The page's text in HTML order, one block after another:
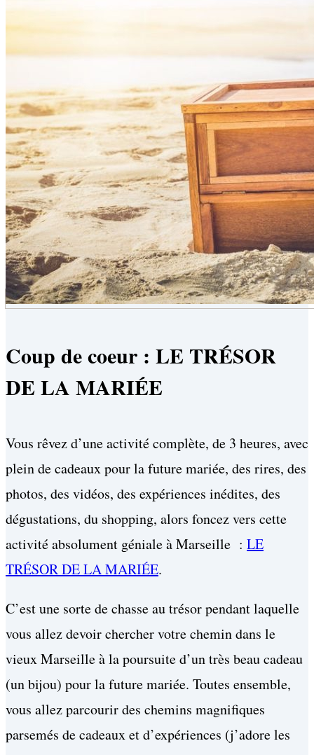
Coup de coeur : LE TRÉSOR
DE LA MARIÉE
Vous rêvez d’une activité complète, de 3 heures, avec
plein de cadeaux pour la future mariée, des rires, des
photos, des vidéos, des expériences inédites, des
dégustations, du shopping, alors foncez vers cette
activité absolument géniale à Marseille : LE
TRÉSOR DE LA MARIÉE.
C’est une sorte de chasse au trésor pendant laquelle
vous allez devoir chercher votre chemin dans le
vieux Marseille à la poursuite d’un très beau cadeau
(un bijou) pour la future mariée. Toutes ensemble,
vous allez parcourir des chemins magnifiques
parsemés de cadeaux et d’expériences (j’adore les